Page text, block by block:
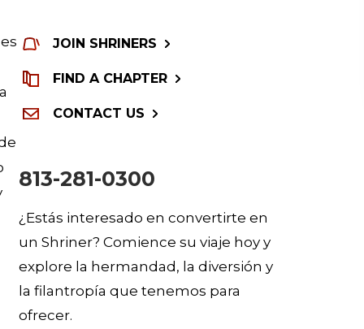
JOIN SHRINERS
FIND A CHAPTER
CONTACT US
813-281-0300
¿Estás interesado en convertirte en
un Shriner? Comience su viaje hoy y
explore la hermandad, la diversión y
la filantropía que tenemos para
ofrecer.